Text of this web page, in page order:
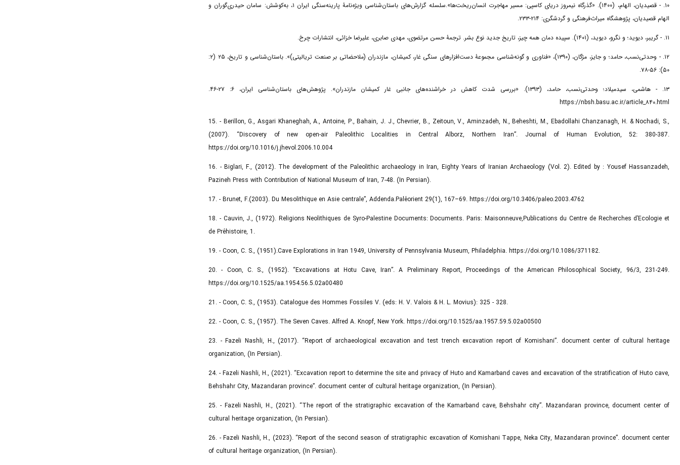
۱۰. - قصیدیان، الهام، (۱۴۰۰). «گذرگاه نیمروز دریای کاسپی: مسیر مهاجرت انسان‌ریخت‌ها».سلسله گزارش‌های باستان‌شناسی ویژه‌نامۀ پارینه‌سنگی ایران ۱، به‌کوشش: سامان حیدری‌گوران و
الهام قصیدیان، پژوهشگاه میراث‌فرهنگی و گردشگری: ۲۱۴-۲۳۳.
۱۱. - گریبر، دیوید؛ و نگرو، دیوید، (۱۴۰۱). سپیده دمان همه چیز، تاریخ جدید نوع بشر. ترجمۀ حسن مرتضوی، مهدی صابری، علیرضا خزائی، انتشارات چرخ.
۱۲. - وحدتی‌نسب، حامد؛ و جایز، مژگان، (۱۳۹۰)، «فناوری و گونه‌شناسی مجموعۀ دست‌افزارهای سنگی غار، کمیشان، مازندران (ملاحضاتی بر صنعت تریالیتی)». باستان‌شناسی و تاریخ، ۲۵ (۲:
۵۰): ۵۶-۷۸.
۱۳. - هاشمی، سیدمیلاد؛ وحدتی‌نسب، حامد، (۱۳۹۳). «بررسی شدت کاهش در خراشنده‌های جانبی غار کمیشان مازندران». پژوهش‌های باستان‌شناسی ایران، ۶: ۲۷-۴۶.
https://nbsh.basu.ac.ir/article_۸۴۰.html
15. - Berillon, G., Asgari Khaneghah, A., Antoine, P., Bahain, J. J., Chevrier, B., Zeitoun, V., Aminzadeh, N., Beheshti, M., Ebadollahi Chanzanagh, H. & Nochadi, S.,
(2007). “Discovery of new open-air Paleolithic Localities in Central Alborz, Northern Iran”. Journal of Human Evolution, 52: 380-387.
https://doi.org/10.1016/j.jhevol.2006.10.004
16. - Biglari, F., (2012). The development of the Paleolithic archaeology in Iran, Eighty Years of Iranian Archaeology (Vol. 2). Edited by : Yousef Hassanzadeh,
Pazineh Press with Contribution of National Museum of Iran, 7-48. (In Persian).
17. - Brunet, F.(2003). Du Mesolithique en Asie centrale”, Addenda.Paléorient 29(1), 167–69. https://doi.org/10.3406/paleo.2003.4762
18. - Cauvin, J., (1972). Religions Neolithiques de Syro-Palestine Documents: Documents. Paris: Maisonneuve,Publications du Centre de Recherches d’Ecologie et
de Préhistoire, 1.
19. - Coon, C. S., (1951).Cave Explorations in Iran 1949, University of Pennsylvania Museum, Philadelphia. https://doi.org/10.1086/371182.
20. - Coon, C. S., (1952). “Excavations at Hotu Cave, Iran”. A Preliminary Report, Proceedings of the American Philosophical Society, 96/3, 231-249.
https://doi.org/10.1525/aa.1954.56.5.02a00480
21. - Coon, C. S., (1953). Catalogue des Hommes Fossiles V. (eds: H. V. Valois & H. L. Movius): 325 - 328.
22. - Coon, C. S., (1957). The Seven Caves. Alfred A. Knopf, New York. https://doi.org/10.1525/aa.1957.59.5.02a00500
23. - Fazeli Nashli, H., (2017). “Report of archaeological excavation and test trench excavation report of Komishani”. document center of cultural heritage
organization, (In Persian).
24. - Fazeli Nashli, H., (2021). “Excavation report to determine the site and privacy of Huto and Kamarband caves and excavation of the stratification of Huto cave,
Behshahr City, Mazandaran province”. document center of cultural heritage organization, (In Persian).
25. - Fazeli Nashli, H., (2021). “The report of the stratigraphic excavation of the Kamarband cave, Behshahr city”. Mazandaran province, document center of
cultural heritage organization, (In Persian).
26. - Fazeli Nashli, H., (2023). “Report of the second season of stratigraphic excavation of Komishani Tappe, Neka City, Mazandaran province”. document center
of cultural heritage organization, (In Persian).